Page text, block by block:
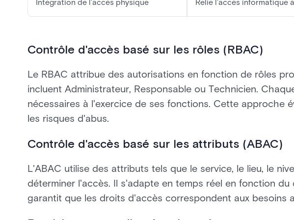
Intégration de l'accès physique Relie l'accès informatique
Contrôle d'accès basé sur les rôles (RBAC)
Le RBAC attribue des autorisations en fonction de rôles
incluent Administrateur, Responsable ou Technicien.
nécessaires à l'exercice de ses fonctions. Cette approche
les risques d'abus.
Contrôle d'accès basé sur les attributs (ABAC)
L'ABAC utilise des attributs tels que le service, le lieu, le
déterminer l'accès. Il s'adapte en temps réel en fonction
garantit que les droits d'accès correspondent aux besoins